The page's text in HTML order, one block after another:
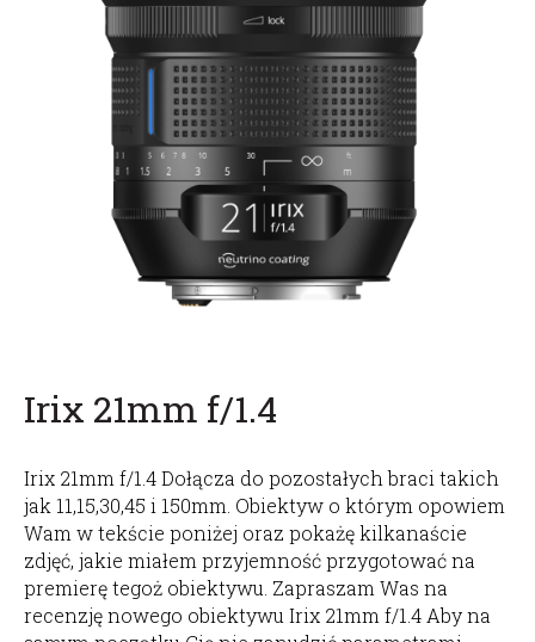
Irix 21mm f/1.4
Irix 21mm f/1.4 Dołącza do pozostałych braci takich
jak 11,15,30,45 i 150mm. Obiektyw o którym opowiem
Wam w tekście poniżej oraz pokażę kilkanaście
zdjęć, jakie miałem przyjemność przygotować na
premierę tegoż obiektywu. Zapraszam Was na
recenzję nowego obiektywu Irix 21mm f/1.4 Aby na